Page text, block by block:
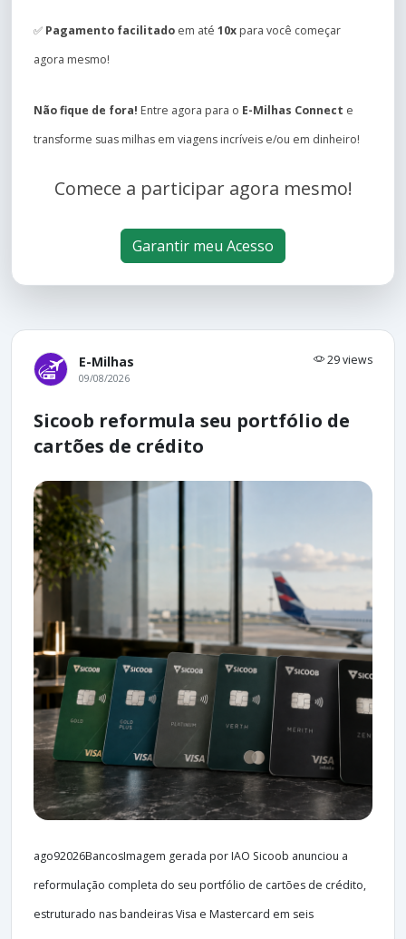
✅ Pagamento facilitado em até 10x para você começar
agora mesmo!
Não fique de fora! Entre agora para o E-Milhas Connect e
transforme suas milhas em viagens incríveis e/ou em dinheiro!
Comece a participar agora mesmo!
Garantir meu Acesso
E-Milhas 29 views
09/08/2026
Sicoob reformula seu portfólio de
cartões de crédito
ago92026BancosImagem gerada por IAO Sicoob anunciou a
reformulação completa do seu portfólio de cartões de crédito,
estruturado nas bandeiras Visa e Mastercard em seis